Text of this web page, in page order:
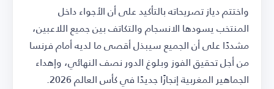
واختتم دياز تصريحاته بالتأكيد على أن الأجواء داخل
المنتخب يسودها الانسجام والتكاتف بين جميع اللاعبين،
مشددًا على أن الجميع سيبذل أقصى ما لديه أمام فرنسا
من أجل تحقيق الفوز وبلوغ الدور نصف النهائي، وإهداء
الجماهير المغربية إنجازًا جديدًا في كأس العالم 2026.